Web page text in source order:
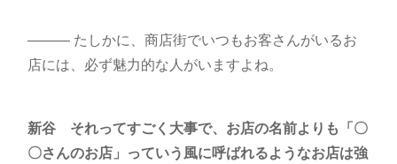
――― たしかに、商店街でいつもお客さんがいるお
店には、必ず魅力的な人がいますよね。
新谷 それってすごく大事で、お店の名前よりも「〇
〇さんのお店」っていう風に呼ばれるようなお店は強